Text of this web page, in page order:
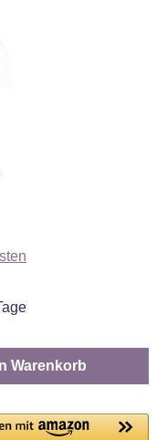
Warenkorb